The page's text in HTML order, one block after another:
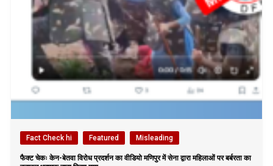
Fact Check hi Featured Misleading
फैक्ट चेकः केन-बेतवा विरोध प्रदर्शन का वीडियो मणिपुर में सेना द्वारा महिलाओं पर बर्बरता का